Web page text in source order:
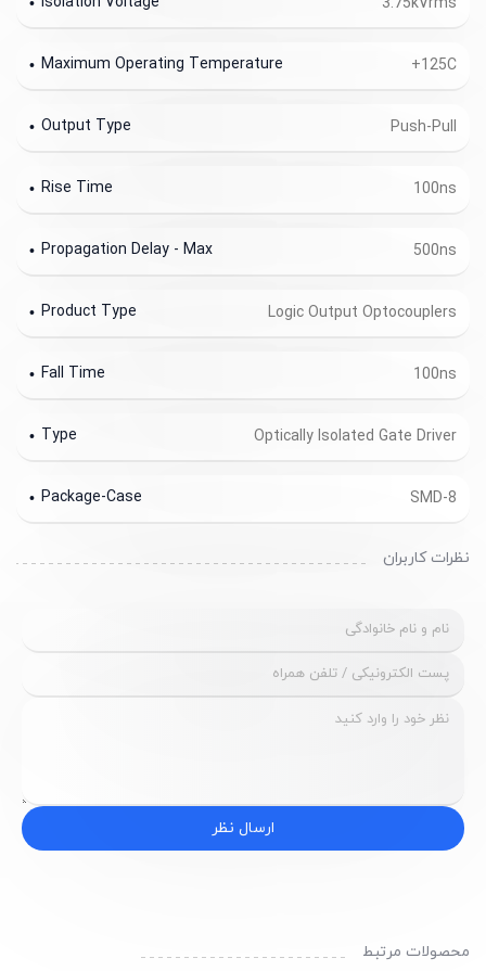
+125C
Maximum Operating Temperature
Push-Pull
Output Type
100ns
Rise Time
500ns
Propagation Delay - Max
Logic Output Optocouplers
Product Type
100ns
Fall Time
Optically Isolated Gate Driver
Type
SMD-8
Package-Case
نظرات کاربران
ارسال نظر
محصولات مرتبط